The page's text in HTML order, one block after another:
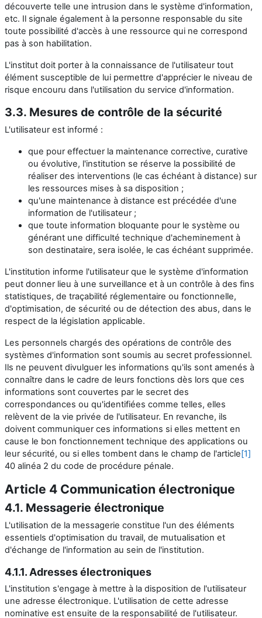
découverte telle une intrusion dans le système d'information,
etc. Il signale également à la personne responsable du site
toute possibilité d'accès à une ressource qui ne correspond
pas à son habilitation.
L'institut doit porter à la connaissance de l'utilisateur tout
élément susceptible de lui permettre d'apprécier le niveau de
risque encouru dans l'utilisation du service d'information.
3.3. Mesures de contrôle de la sécurité
L'utilisateur est informé :
que pour effectuer la maintenance corrective, curative
ou évolutive, l'institution se réserve la possibilité de
réaliser des interventions (le cas échéant à distance) sur
les ressources mises à sa disposition ;
qu'une maintenance à distance est précédée d'une
information de l'utilisateur ;
que toute information bloquante pour le système ou
générant une difficulté technique d'acheminement à
son destinataire, sera isolée, le cas échéant supprimée.
L'institution informe l'utilisateur que le système d'information
peut donner lieu à une surveillance et à un contrôle à des fins
statistiques, de traçabilité réglementaire ou fonctionnelle,
d'optimisation, de sécurité ou de détection des abus, dans le
respect de la législation applicable.
Les personnels chargés des opérations de contrôle des
systèmes d'information sont soumis au secret professionnel.
Ils ne peuvent divulguer les informations qu'ils sont amenés à
connaître dans le cadre de leurs fonctions dès lors que ces
informations sont couvertes par le secret des
correspondances ou qu'identifiées comme telles, elles
relèvent de la vie privée de l'utilisateur. En revanche, ils
doivent communiquer ces informations si elles mettent en
cause le bon fonctionnement technique des applications ou
leur sécurité, ou si elles tombent dans le champ de l'article[1]
40 alinéa 2 du code de procédure pénale.
Article 4 Communication électronique
4.1. Messagerie électronique
L'utilisation de la messagerie constitue l'un des éléments
essentiels d'optimisation du travail, de mutualisation et
d'échange de l'information au sein de l'institution.
4.1.1. Adresses électroniques
L'institution s'engage à mettre à la disposition de l'utilisateur
une adresse électronique. L'utilisation de cette adresse
nominative est ensuite de la responsabilité de l'utilisateur.